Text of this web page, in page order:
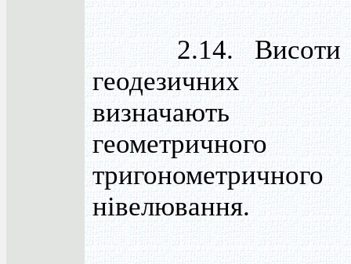
2.14. Висоти
геодезичних
визначають
тригонометричного
нівелювання.